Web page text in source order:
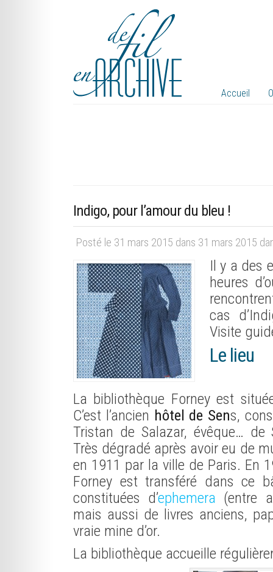
Accueil
Indigo, pour l’amour du bleu !
Posté le 31 mars 2015 dans 31 mars 2015
Il y a des
heures
cas
Visite
Le lieu
La bibliothèque Forney est
C’est l’ancien hôtel de Sens,
Tristan de Salazar, évêque… de
Très dégradé après avoir eu de
en 1911 par la ville de Paris. En
Forney est transféré dans ce
constituées d’ephemera (entre
mais aussi de livres anciens,
vraie mine d’or.
La bibliothèque accueille